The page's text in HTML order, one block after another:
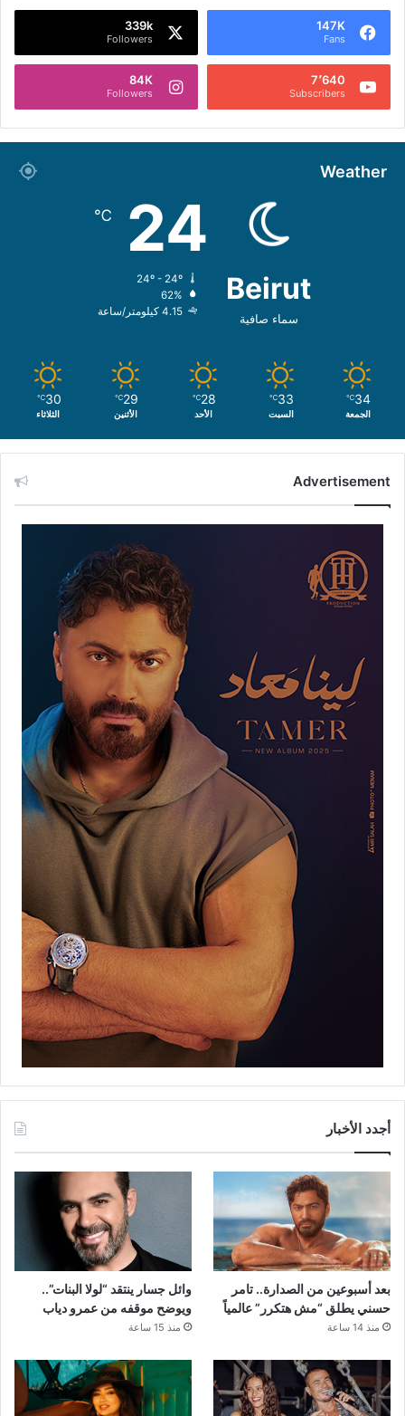
147K
Fans
339k
Followers
7٬640
Subscribers
84K
Followers
Weather
Beirut
سماء صافية
24
℃
62%
4.15 كيلومتر/ساعة
34
℃
الجمعة
33
℃
السبت
28
℃
الأحد
29
℃
الأثنين
30
℃
الثلاثاء
Advertisement
أجدد الأخبار
بعد أسبوعين من الصدارة.. تامر
حسني يطلق “مش هتكرر” عالمياً
منذ 14 ساعة
وائل جسار ينتقد “لولا البنات”..
ويوضح موقفه من عمرو دياب
منذ 15 ساعة